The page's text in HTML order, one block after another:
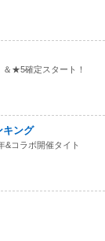
＆★5確定スタート！
キング
&コラボ開催タイト